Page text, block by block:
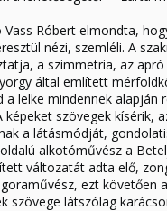
Róbert elmondta,
nézi, szemléli. A
a szimmetria, az apró
által említett
a lelke mindennek alapján
szövegek kísérik,
a látásmódját,
alkotóművész a
változatát adta elő,
ezt követően
szövege látszólag